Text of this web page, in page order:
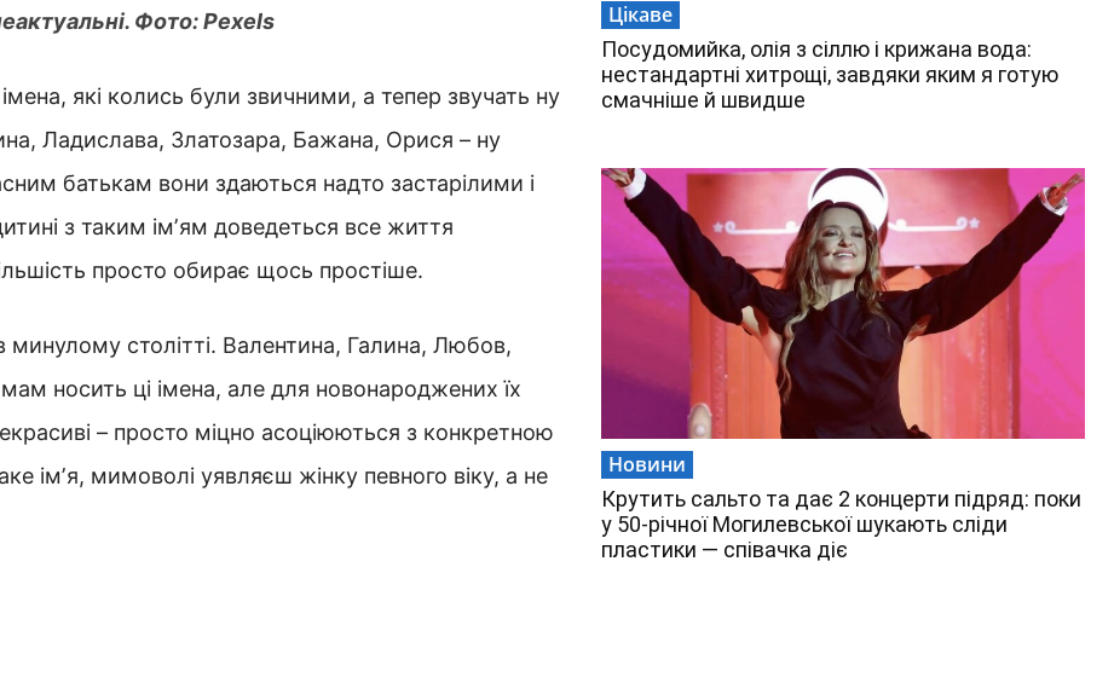
Фото: Pexels
які колись були звичними, а тепер звучать ну
Ладислава, Златозара, Бажана, Орися – ну
батькам вони здаються надто застарілими і
з таким імʼям доведеться все життя
просто обирає щось простіше.
минулому столітті. Валентина, Галина, Любов,
носить ці імена, але для новонароджених їх
– просто міцно асоціюються з конкретною
імʼя, мимоволі уявляєш жінку певного віку, а не
Цікаве
Посудомийка, олія з сіллю і крижана вода:
нестандартні хитрощі, завдяки яким я готую
смачніше й швидше
Новини
Крутить сальто та дає 2 концерти підряд: поки
у 50-річної Могилевської шукають сліди
пластики — співачка діє